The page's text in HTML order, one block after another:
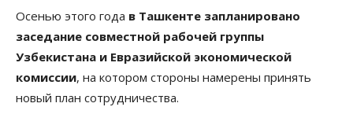
Осенью этого года в Ташкенте запланировано
заседание совместной рабочей группы
Узбекистана и Евразийской экономической
комиссии, на котором стороны намерены принять
новый план сотрудничества.